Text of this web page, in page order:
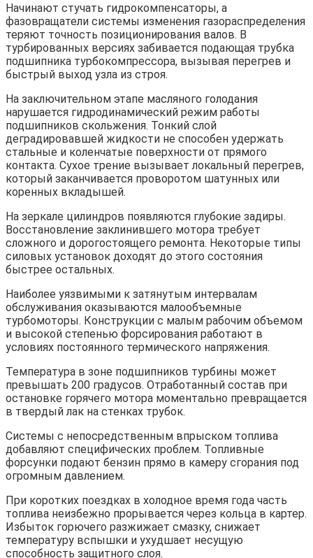
Начинают стучать гидрокомпенсаторы, а
фазовращатели системы изменения газораспределения
теряют точность позиционирования валов. В
турбированных версиях забивается подающая трубка
подшипника турбокомпрессора, вызывая перегрев и
быстрый выход узла из строя.
На заключительном этапе масляного голодания
нарушается гидродинамический режим работы
подшипников скольжения. Тонкий слой
деградировавшей жидкости не способен удержать
стальные и коленчатые поверхности от прямого
контакта. Сухое трение вызывает локальный перегрев,
который заканчивается проворотом шатунных или
коренных вкладышей.
На зеркале цилиндров появляются глубокие задиры.
Восстановление заклинившего мотора требует
сложного и дорогостоящего ремонта. Некоторые типы
силовых установок доходят до этого состояния
быстрее остальных.
Наиболее уязвимыми к затянутым интервалам
обслуживания оказываются малообъемные
турбомоторы. Конструкции с малым рабочим объемом
и высокой степенью форсирования работают в
условиях постоянного термического напряжения.
Температура в зоне подшипников турбины может
превышать 200 градусов. Отработанный состав при
остановке горячего мотора моментально превращается
в твердый лак на стенках трубок.
Системы с непосредственным впрыском топлива
добавляют специфических проблем. Топливные
форсунки подают бензин прямо в камеру сгорания под
огромным давлением.
При коротких поездках в холодное время года часть
топлива неизбежно прорывается через кольца в картер.
Избыток горючего разжижает смазку, снижает
температуру вспышки и ухудшает несущую
способность защитного слоя.